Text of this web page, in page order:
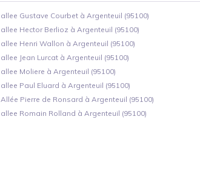
allee Gustave Courbet à Argenteuil (95100)
allee Hector Berlioz à Argenteuil (95100)
allee Henri Wallon à Argenteuil (95100)
allee Jean Lurcat à Argenteuil (95100)
allee Moliere à Argenteuil (95100)
allee Paul Eluard à Argenteuil (95100)
Allée Pierre de Ronsard à Argenteuil (95100)
allee Romain Rolland à Argenteuil (95100)